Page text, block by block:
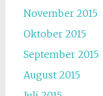
November 2015
Oktober 2015
September 2015
August 2015